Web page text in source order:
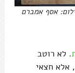
אסף אמברם
. לא רוטב
אלא חצאי